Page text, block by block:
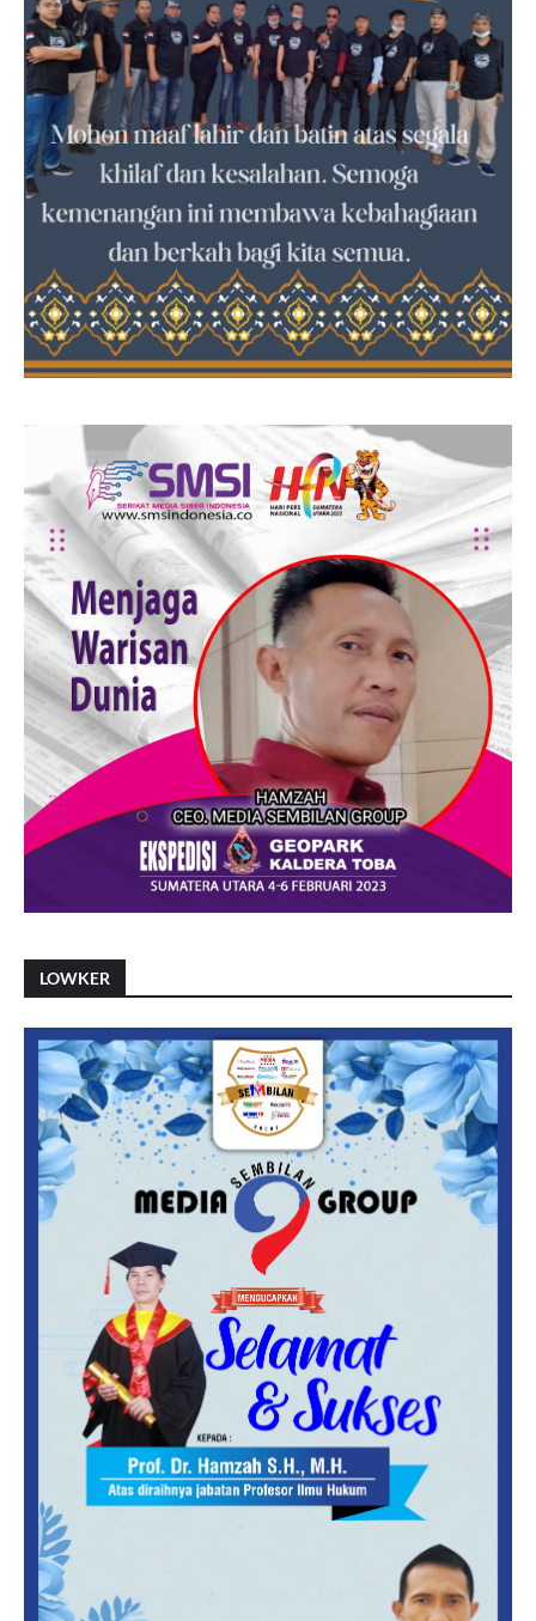
LOWKER